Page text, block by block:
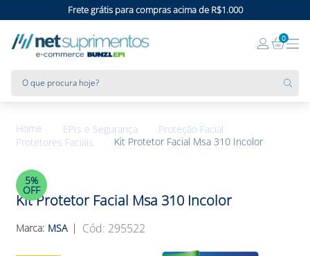
Frete grátis para compras acima de R$1.000
0
EPIs e Segurança
Proteção Facial
Protetores Faciais
Kit Protetor Facial Msa 310 Incolor
5%
OFF
Kit Protetor Facial Msa 310 Incolor
MSA : 295522